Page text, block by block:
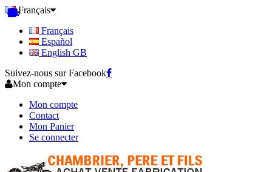
Français
Français
Español
English GB
Suivez-nous sur Facebook
Mon compte
Mon compte
Contact
Mon Panier
Se connecter